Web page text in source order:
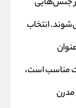
جنس‌هایی
انتخاب
مناسب است،